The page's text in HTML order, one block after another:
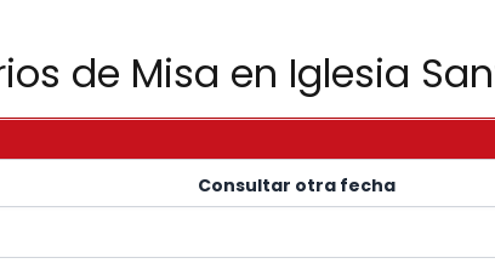
de Misa en Iglesia
Consultar otra fecha